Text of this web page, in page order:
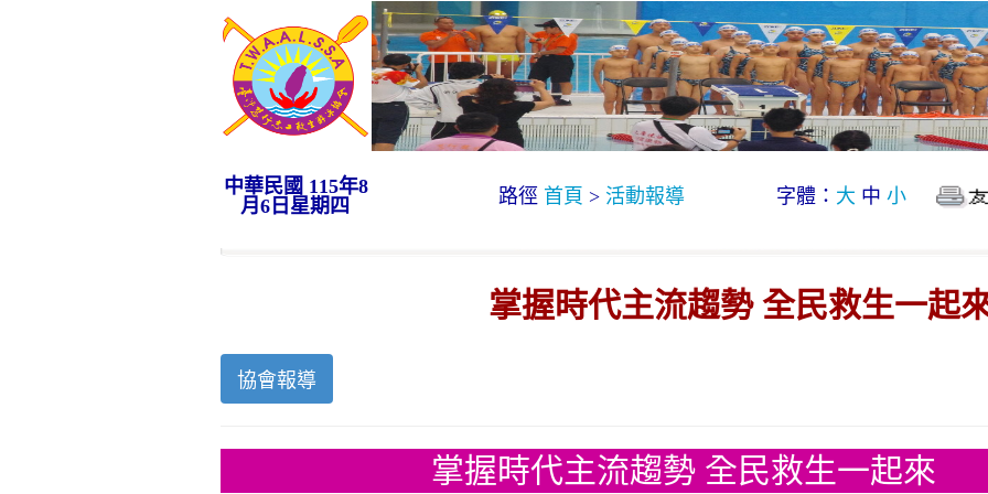
中華民國 115年8
月6日星期四
路徑 首頁 > 活動報導 字體： 大 中 小
掌握時代主流趨勢 全民救生一起
協會報導
掌握時代主流趨勢 全民救生一起來